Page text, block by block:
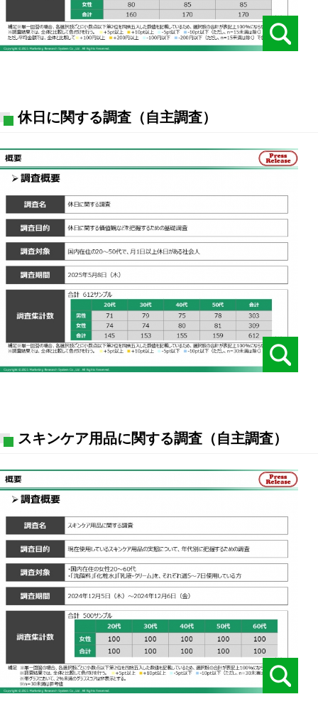
休日に関する調査（自主調査）
スキンケア用品に関する調査（自主調査）